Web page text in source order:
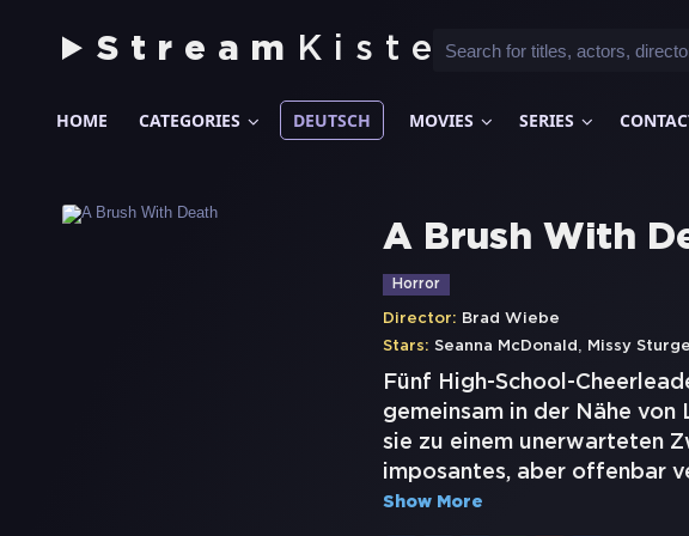
Stream Kiste
HOME CATEGORIES DEUTSCH MOVIES SERIES
A Brush With
Horror
Director: Brad Wiebe
Stars: Seanna McDonald , Missy
Fünf High-School-
gemeinsam in der Nähe
sie zu einem unerwarteten
imposantes, aber offenbar
Show More